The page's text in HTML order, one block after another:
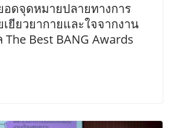
ดจุดหมายปลายทางการ
ยียวยากายและใจจากงาน
The Best BANG Awards